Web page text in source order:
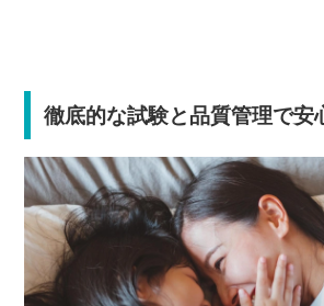
徹底的な試験と品質管理で安